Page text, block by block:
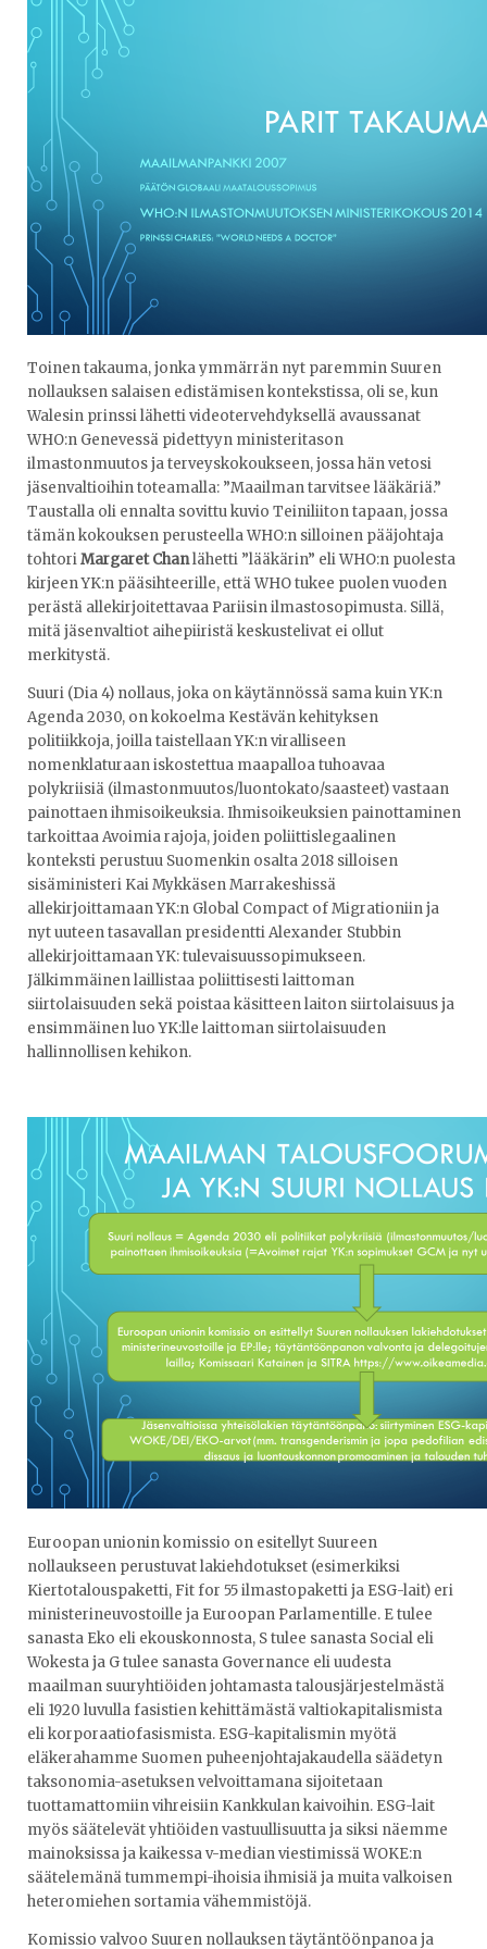
Toinen takauma, jonka ymmärrän nyt paremmin Suuren
nollauksen salaisen edistämisen kontekstissa, oli se, kun
Walesin prinssi lähetti videotervehdyksellä avaussanat
WHO:n Genevessä pidettyyn ministeritason
ilmastonmuutos ja terveyskokoukseen, jossa hän vetosi
jäsenvaltioihin toteamalla: ”Maailman tarvitsee lääkäriä.”
Taustalla oli ennalta sovittu kuvio Teiniliiton tapaan, jossa
tämän kokouksen perusteella WHO:n silloinen pääjohtaja
tohtoriMargaret Chanlähetti ”lääkärin” eli WHO:n puolesta
kirjeen YK:n pääsihteerille, että WHO tukee puolen vuoden
perästä allekirjoitettavaa Pariisin ilmastosopimusta. Sillä,
mitä jäsenvaltiot aihepiiristä keskustelivat ei ollut
merkitystä.
Suuri (Dia 4) nollaus, joka on käytännössä sama kuin YK:n
Agenda 2030, on kokoelma Kestävän kehityksen
politiikkoja, joilla taistellaan YK:n viralliseen
nomenklaturaan iskostettua maapalloa tuhoavaa
polykriisiä (ilmastonmuutos/luontokato/saasteet) vastaan
painottaen ihmisoikeuksia. Ihmisoikeuksien painottaminen
tarkoittaa Avoimia rajoja, joiden poliittislegaalinen
konteksti perustuu Suomenkin osalta 2018 silloisen
sisäministeri Kai Mykkäsen Marrakeshissä
allekirjoittamaan YK:n Global Compact of Migrationiin ja
nyt uuteen tasavallan presidentti Alexander Stubbin
allekirjoittamaan YK: tulevaisuussopimukseen.
Jälkimmäinen laillistaa poliittisesti laittoman
siirtolaisuuden sekä poistaa käsitteen laiton siirtolaisuus ja
ensimmäinen luo YK:lle laittoman siirtolaisuuden
hallinnollisen kehikon.
Euroopan unionin komissio on esitellyt Suureen
nollaukseen perustuvat lakiehdotukset (esimerkiksi
Kiertotalouspaketti, Fit for 55 ilmastopaketti ja ESG-lait) eri
ministerineuvostoille ja Euroopan Parlamentille. E tulee
sanasta Eko eli ekouskonnosta, S tulee sanasta Social eli
Wokesta ja G tulee sanasta Governance eli uudesta
maailman suuryhtiöiden johtamasta talousjärjestelmästä
eli 1920 luvulla fasistien kehittämästä valtiokapitalismista
eli korporaatiofasismista. ESG-kapitalismin myötä
eläkerahamme Suomen puheenjohtajakaudella säädetyn
taksonomia-asetuksen velvoittamana sijoitetaan
tuottamattomiin vihreisiin Kankkulan kaivoihin. ESG-lait
myös säätelevät yhtiöiden vastuullisuutta ja siksi näemme
mainoksissa ja kaikessa v-median viestimissä WOKE:n
säätelemänä tummempi-ihoisia ihmisiä ja muita valkoisen
heteromiehen sortamia vähemmistöjä.
Komissio valvoo Suuren nollauksen täytäntöönpanoa ja